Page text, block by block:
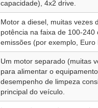
capacidade), 4x2 drive.
Motor a diesel, muitas vezes
potência na faixa de 100-
emissões (por exemplo, Euro
Um motor separado (muitas
para alimentar o
desempenho de limpeza
principal do veículo.